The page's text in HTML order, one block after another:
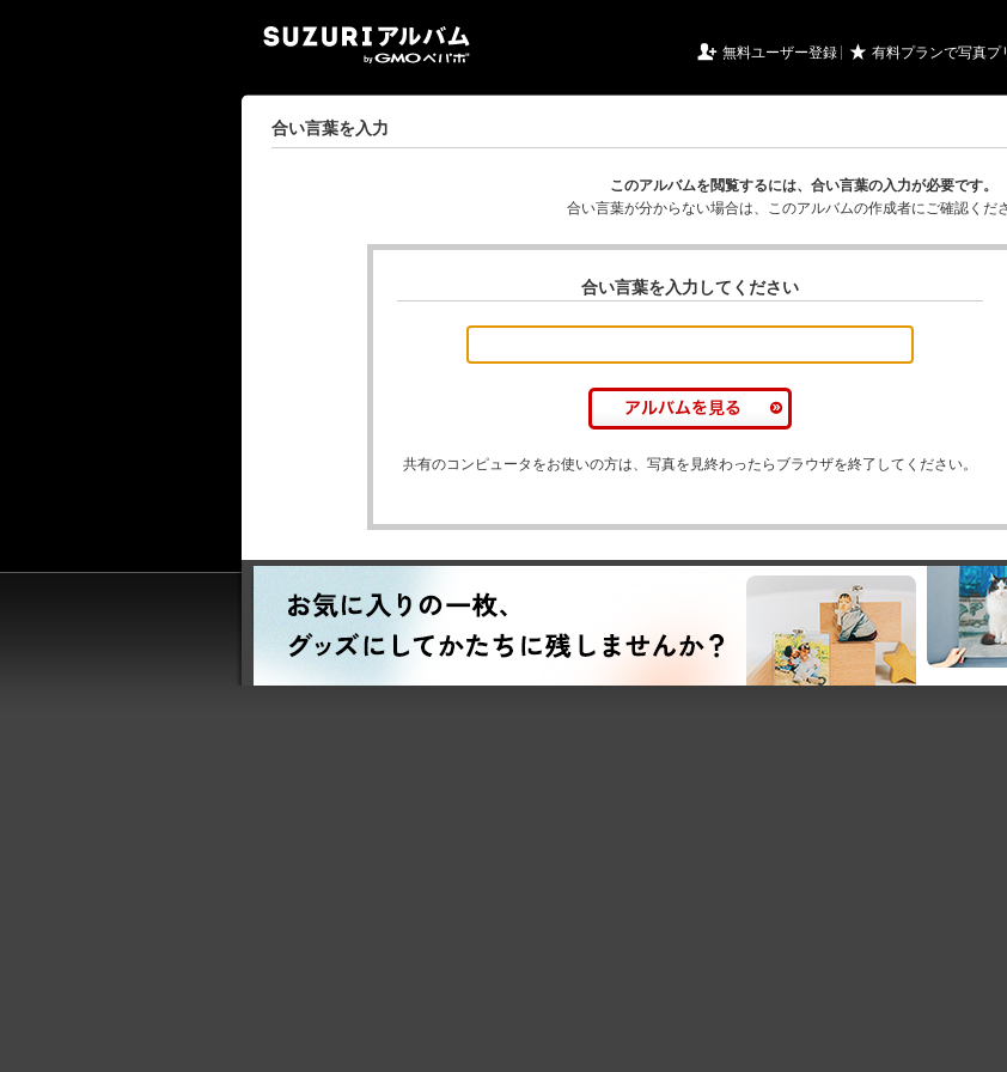
 無料ユーザー登録 ★ 有料プランで写真プ
合い言葉を入力
このアルバムを閲覧するには、合い言葉の入力が必要です。
合い言葉が分からない場合は、このアルバムの作成者にご確認くださ
合い言葉を入力してください
共有のコンピュータをお使いの方は、写真を見終わったらブラウザを終了してください。